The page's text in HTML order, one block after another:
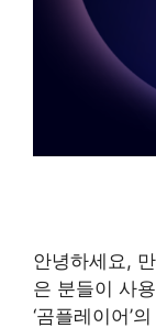
안녕하세요,
은 분들이 사
‘곰플레이어’